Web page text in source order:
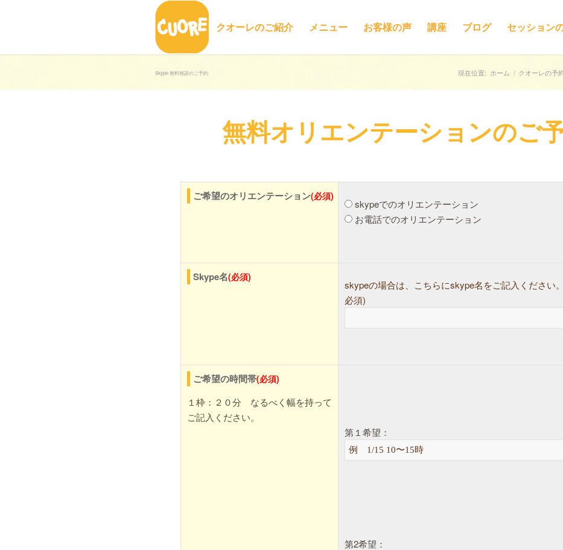
クオーレのご紹介 メニュー お客様の声 講座 ブログ セッション
Skype-無料相談のご予約 現在位置: ホーム / クオーレの予
無料オリエンテーションのご
ご希望のオリエンテーション(必須)
skypeでのオリエンテーション
お電話でのオリエンテーション
Skype名(必須)
skypeの場合は、こちらにskype名をご記入ください
必須)
ご希望の時間帯(必須)
１枠：２０分 なるべく幅を持って
ご記入ください。
第１希望：
第2希望：